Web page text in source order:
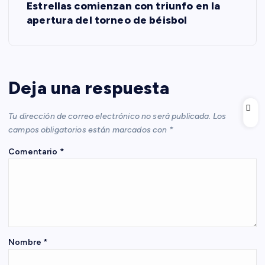
c
i
ó
e
Estrellas comienzan con triunfo en la
apertura del torneo de béisbol
Deja una respuesta
Tu dirección de correo electrónico no será publicada. Los
campos obligatorios están marcados con *
Comentario *
Nombre *